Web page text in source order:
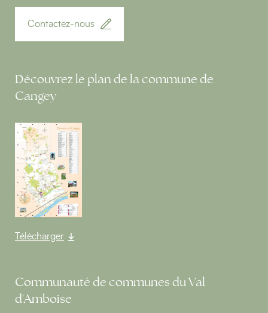
Contactez-nous
Découvrez le plan de la commune de
Cangey
Télécharger
Communauté de communes du Val
d'Amboise